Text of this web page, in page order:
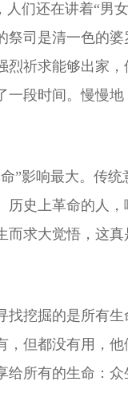
们还在讲着“男
司是清一色的
祈求能够出家
段时间。慢慢
”影响最大。传
史上革命的人
求大觉悟，这真
挖掘的是所有
但都没有用，
所有的生命：